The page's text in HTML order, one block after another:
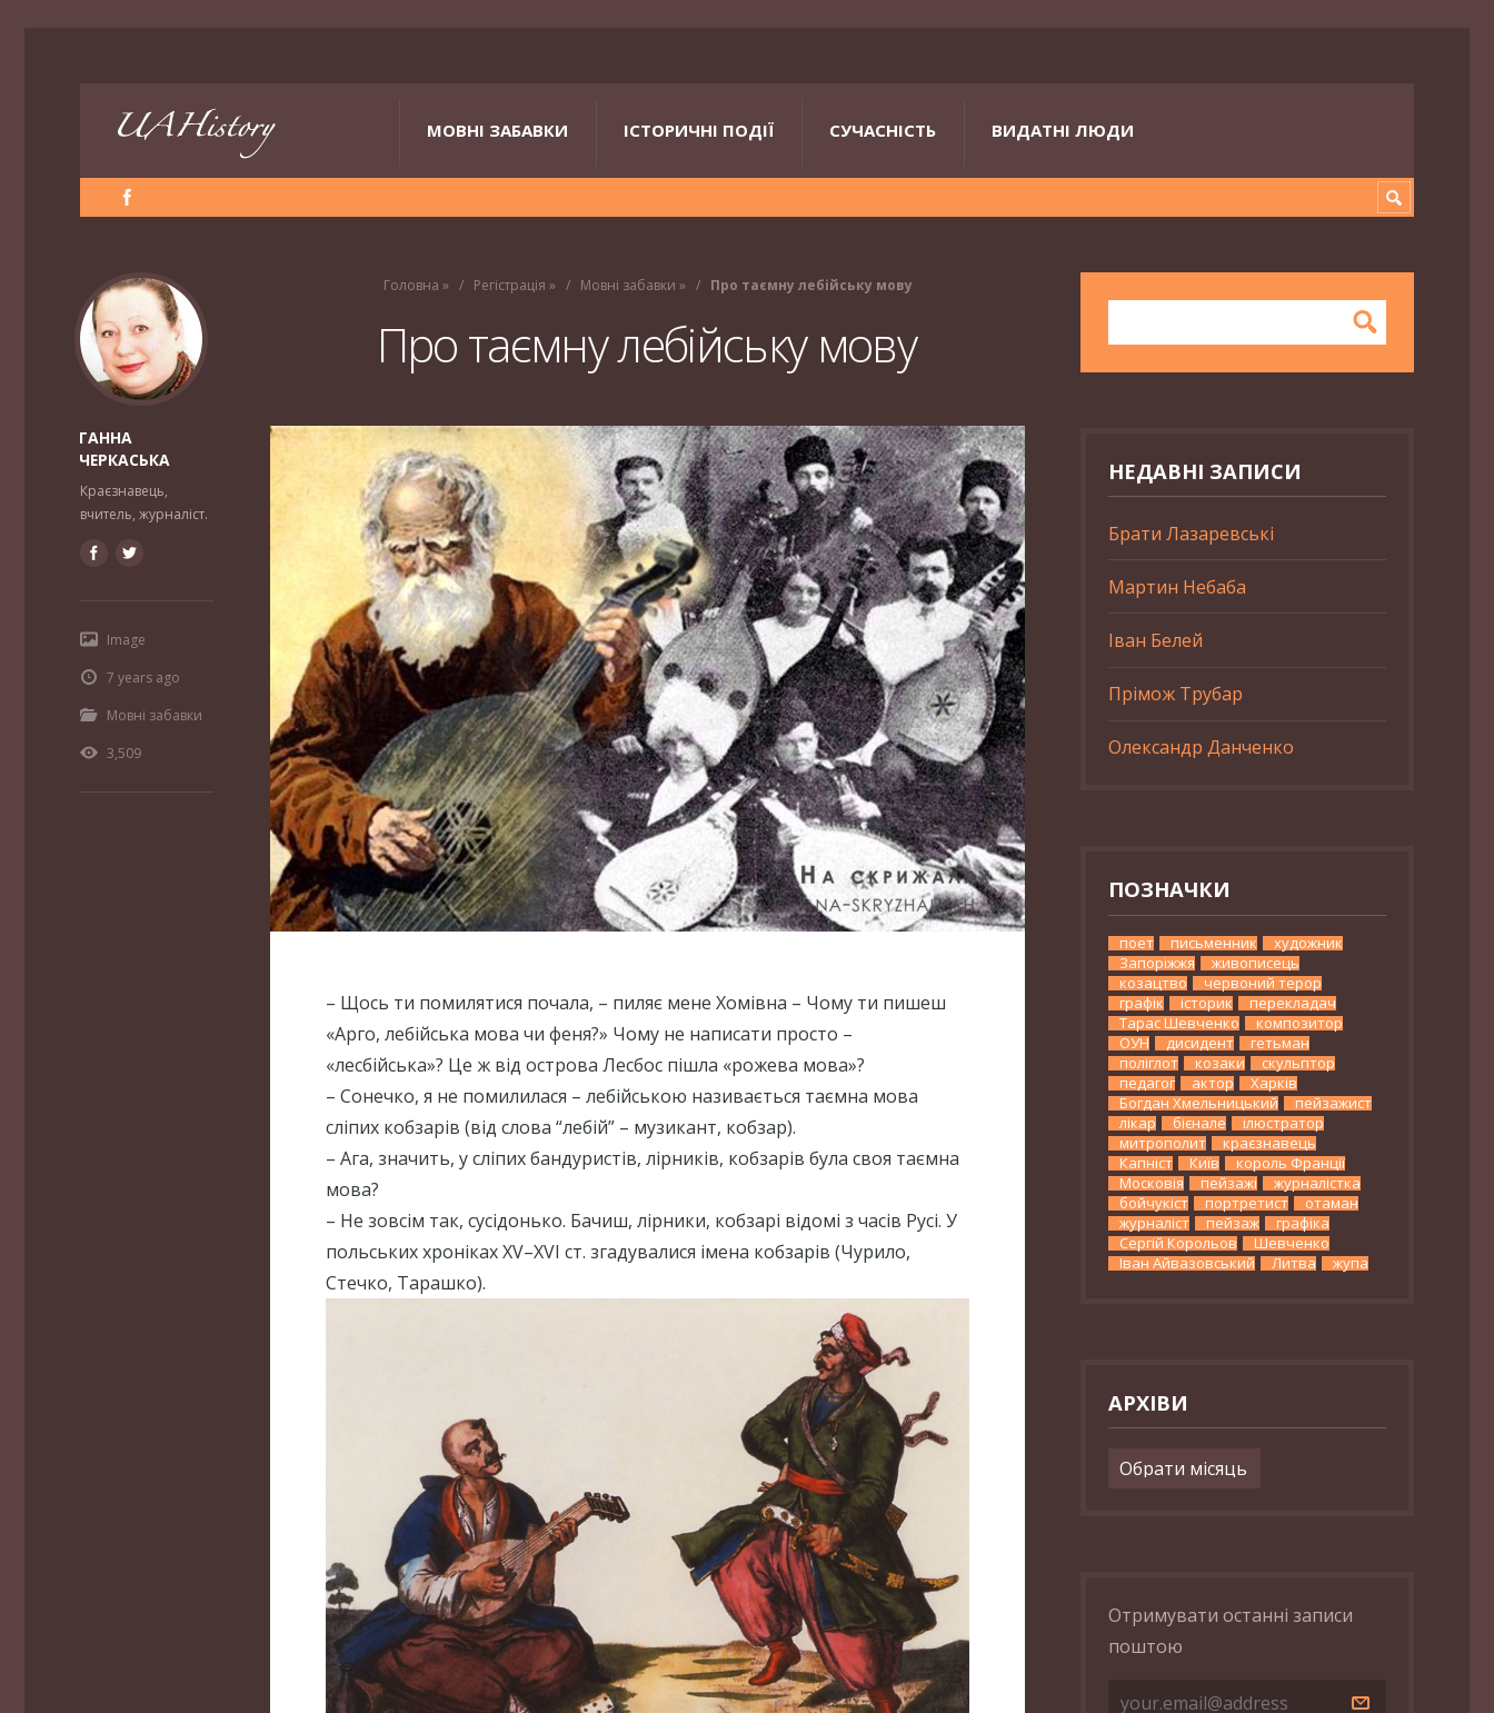
МОВНІ ЗАБАВКИ ІСТОРИЧНІ ПОДІЇ СУЧАСНІСТЬ ВИДАТНІ ЛЮДИ
Головна » Регістрація » Мовні забавки » Про таємну лебійську мову
Про таємну лебійську мову
– Щось ти помилятися почала, – пиляє мене Хомівна – Чому ти пишеш
«Арго, лебійська мова чи феня?» Чому не написати просто –
«лесбійська»? Це ж від острова Лесбос пішла «рожева мова»?
– Сонечко, я не помилилася – лебійською називається таємна мова
сліпих кобзарів (від слова “лебій” – музикант, кобзар).
– Ага, значить, у сліпих бандуристів, лірників, кобзарів була своя таємна
мова?
– Не зовсім так, сусідонько. Бачиш, лірники, кобзарі відомі з часів Русі. У
польських хроніках XV–XVI ст. згадувалися імена кобзарів (Чурило,
Стечко, Тарашко).
ГАННА
ЧЕРКАСЬКА
Краєзнавець,
вчитель, журналіст.
Image
7 years ago
Мовні забавки
3,509
НЕДАВНІ ЗАПИСИ
Брати Лазаревські
Мартин Небаба
Іван Белей
Прімож Трубар
Олександр Данченко
ПОЗНАЧКИ
поет письменник
художник
Запоріжжя
живописець
козацтво
червоний терор
графік
історик
перекладач
Тарас Шевченко
композитор
ОУН
дисидент
гетьман
поліглот
козаки
скульптор
педагог
актор
Харків
Богдан Хмельницький
пейзажист
лікар
бієнале
ілюстратор
митрополит
краєзнавець
Капніст
Київ
король Франції
Московія
пейзажі
журналістка
бойчукіст
портретист
отаман
журналіст
пейзаж
графіка
Сергій Корольов
Шевченко
Іван Айвазовський
Литва жупа
АРХІВИ
Архіви
Отримувати останні записи
поштою